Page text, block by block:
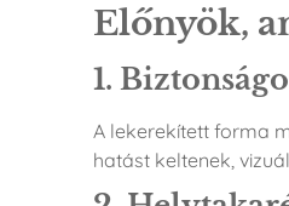
Előnyök,
1.
A lekerekített forma
hatást keltenek,